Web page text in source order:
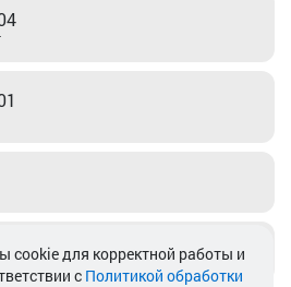
cookie для корректной работы и
с Политикой обработки